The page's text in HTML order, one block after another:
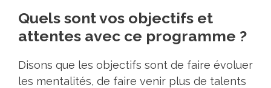
Quels sont vos objectifs et
attentes avec ce programme ?
Disons que les objectifs sont de faire évoluer
les mentalités, de faire venir plus de talents